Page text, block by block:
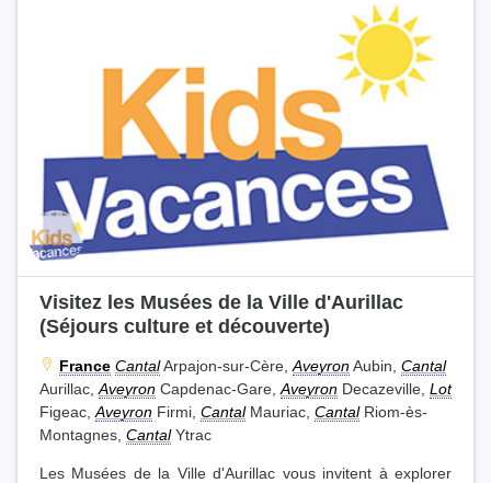
Visitez les Musées de la Ville d'Aurillac
(Séjours culture et découverte)
France CantalArpajon-sur-Cère, AveyronAubin, Cantal
Aurillac, Aveyron Capdenac-Gare, Aveyron Decazeville, Lot
Figeac, Aveyron Firmi, CantalMauriac, CantalRiom-ès-
Montagnes, CantalYtrac
Les Musées de la Ville d'Aurillac vous invitent à explorer